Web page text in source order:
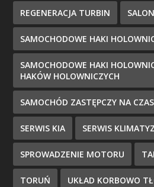
REGENERACJA TURBIN
SAMOCHODOWE HAKI
SAMOCHODOWE HAKI
HAKÓW HOLOWNICZYCH
SAMOCHÓD ZASTĘPCZY NA
SERWIS KIA SERWIS
SPROWADZENIE MOTORU
TORUŃ UKŁAD KORBOWO